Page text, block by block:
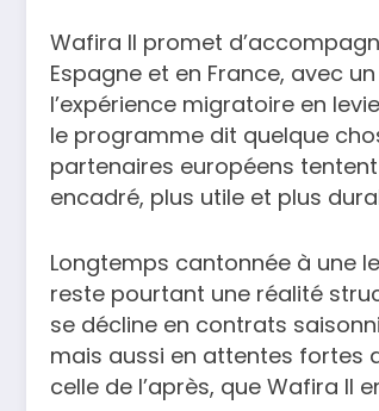
Wafira II promet
Espagne et en France, avec
l’expérience migratoire en
le programme dit quelque
partenaires européens
encadré, plus utile et plus
Longtemps cantonnée à une
reste pourtant une réalité
se décline en contrats
mais aussi en attentes fortes
celle de l’après, que Wafira II